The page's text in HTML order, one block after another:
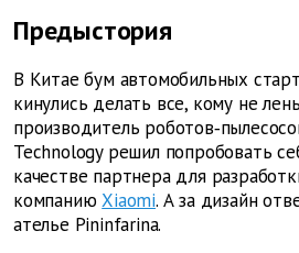
Предыстория
В Китае бум автомобильных
кинулись делать все, кому не
производитель
Technology решил попробовать
качестве партнера для
компанию Xiaomi. А за дизайн
ателье Pininfarina.